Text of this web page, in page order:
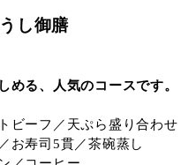
し御膳
る、人気のコースです。
ビーフ／天ぷら盛り合わせ
お寿司5貫／茶碗蒸し